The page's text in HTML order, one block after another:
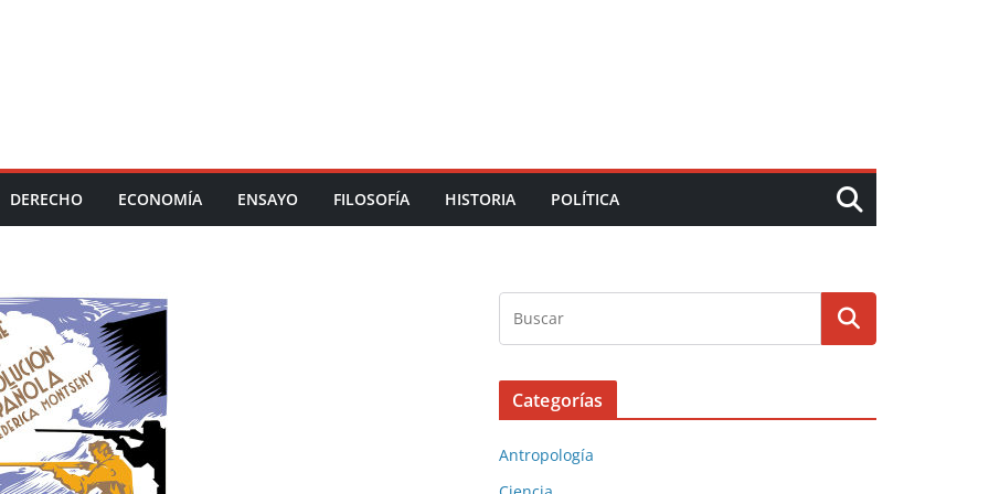
DERECHO ECONOMÍA ENSAYO FILOSOFÍA HISTORIA POLÍTICA
Categorías
Antropología